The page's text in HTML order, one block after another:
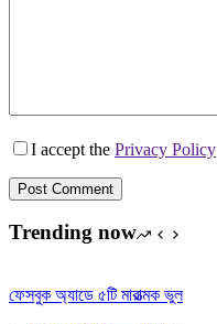
I accept the Privacy Policy
Post Comment
Trending now
ফেসবুক অ্যাডে ৫টি মারাত্মক ভুল